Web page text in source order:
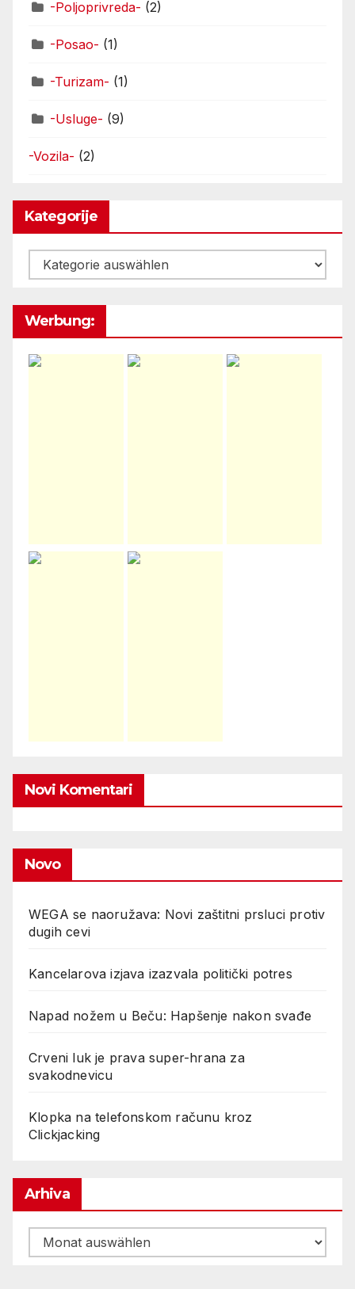
-Poljoprivreda- (2)
-Posao- (1)
-Turizam- (1)
-Usluge- (9)
-Vozila- (2)
Kategorije
Kategorije
Werbung:
Novi Komentari
Novo
WEGA se naoružava: Novi zaštitni prsluci protiv
dugih cevi
Kancelarova izjava izazvala politički potres
Napad nožem u Beču: Hapšenje nakon svađe
Crveni luk je prava super-hrana za
svakodnevicu
Klopka na telefonskom računu kroz
Clickjacking
Arhiva
Arhiva